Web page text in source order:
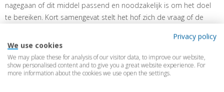
nagegaan of dit middel passend en noodzakelijk is om het doel
te bereiken. Kort samengevat stelt het hof zich de vraag of de
strijd is met het Europees verbod op leeftijdsdiscriminatie. Het
hof heeft de Hoge Raad een prejudiciële vraag voorgelegd. Op
grond van Europese jurisprudentie is aannemelijk dat het
uitsluiten van AOW-ers van de aanspraak op de
Privacy policy
We use cookies
We may place these for analysis of our visitor data, to improve our website,
show personalised content and to give you a great website experience. For
more information about the cookies we use open the settings.